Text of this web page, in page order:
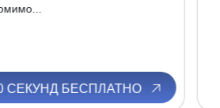
СЕКУНД БЕСПЛАТНО